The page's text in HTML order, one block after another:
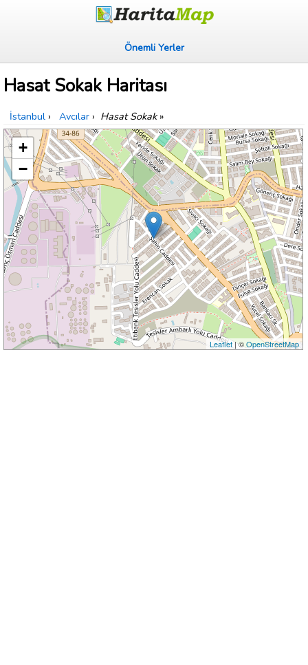
Önemli Yerler
Hasat Sokak Haritası
İstanbul › Avcılar › Hasat Sokak»
+
−
Leaflet| ©OpenStreetMap